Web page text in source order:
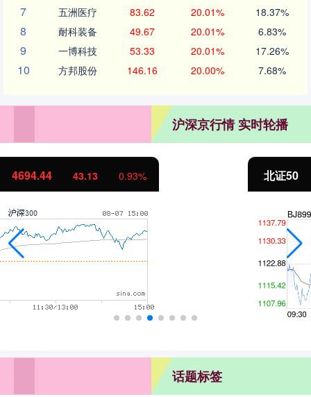
7 五洲医疗 83.62 20.01% 18.37%
8 耐科装备 49.67 20.01% 6.83%
9 一博科技 53.33 20.01% 17.26%
10 方邦股份 146.16 20.00% 7.68%
沪深京行情 实时轮播
北证50 1134.24
话题标签